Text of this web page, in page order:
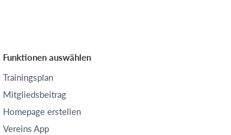
Funktionen auswählen
Trainingsplan
Mitgliedsbeitrag
Homepage erstellen
Vereins App